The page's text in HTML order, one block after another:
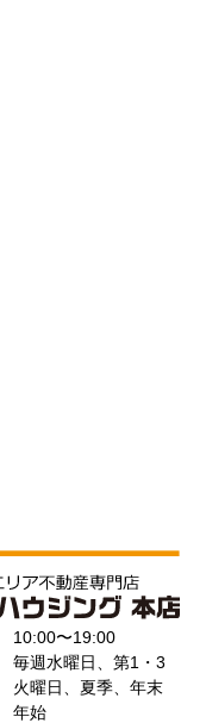
10:00〜19:00
毎週水曜日、第1・3
火曜日、夏季、年末
年始